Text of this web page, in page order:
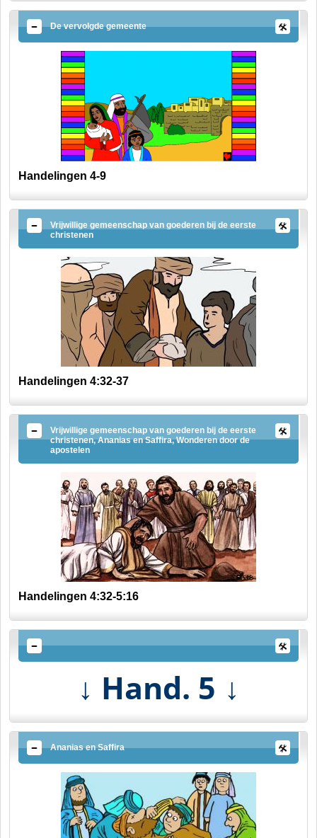
De vervolgde gemeente
Handelingen 4-9
Vrijwillige gemeenschap van goederen bij de eerste
christenen
Handelingen 4:32-37
Vrijwillige gemeenschap van goederen bij de eerste
christenen, Ananias en Saffira, Wonderen door de
apostelen
Handelingen 4:32-5:16
↓ Hand. 5 ↓
Ananias en Saffira